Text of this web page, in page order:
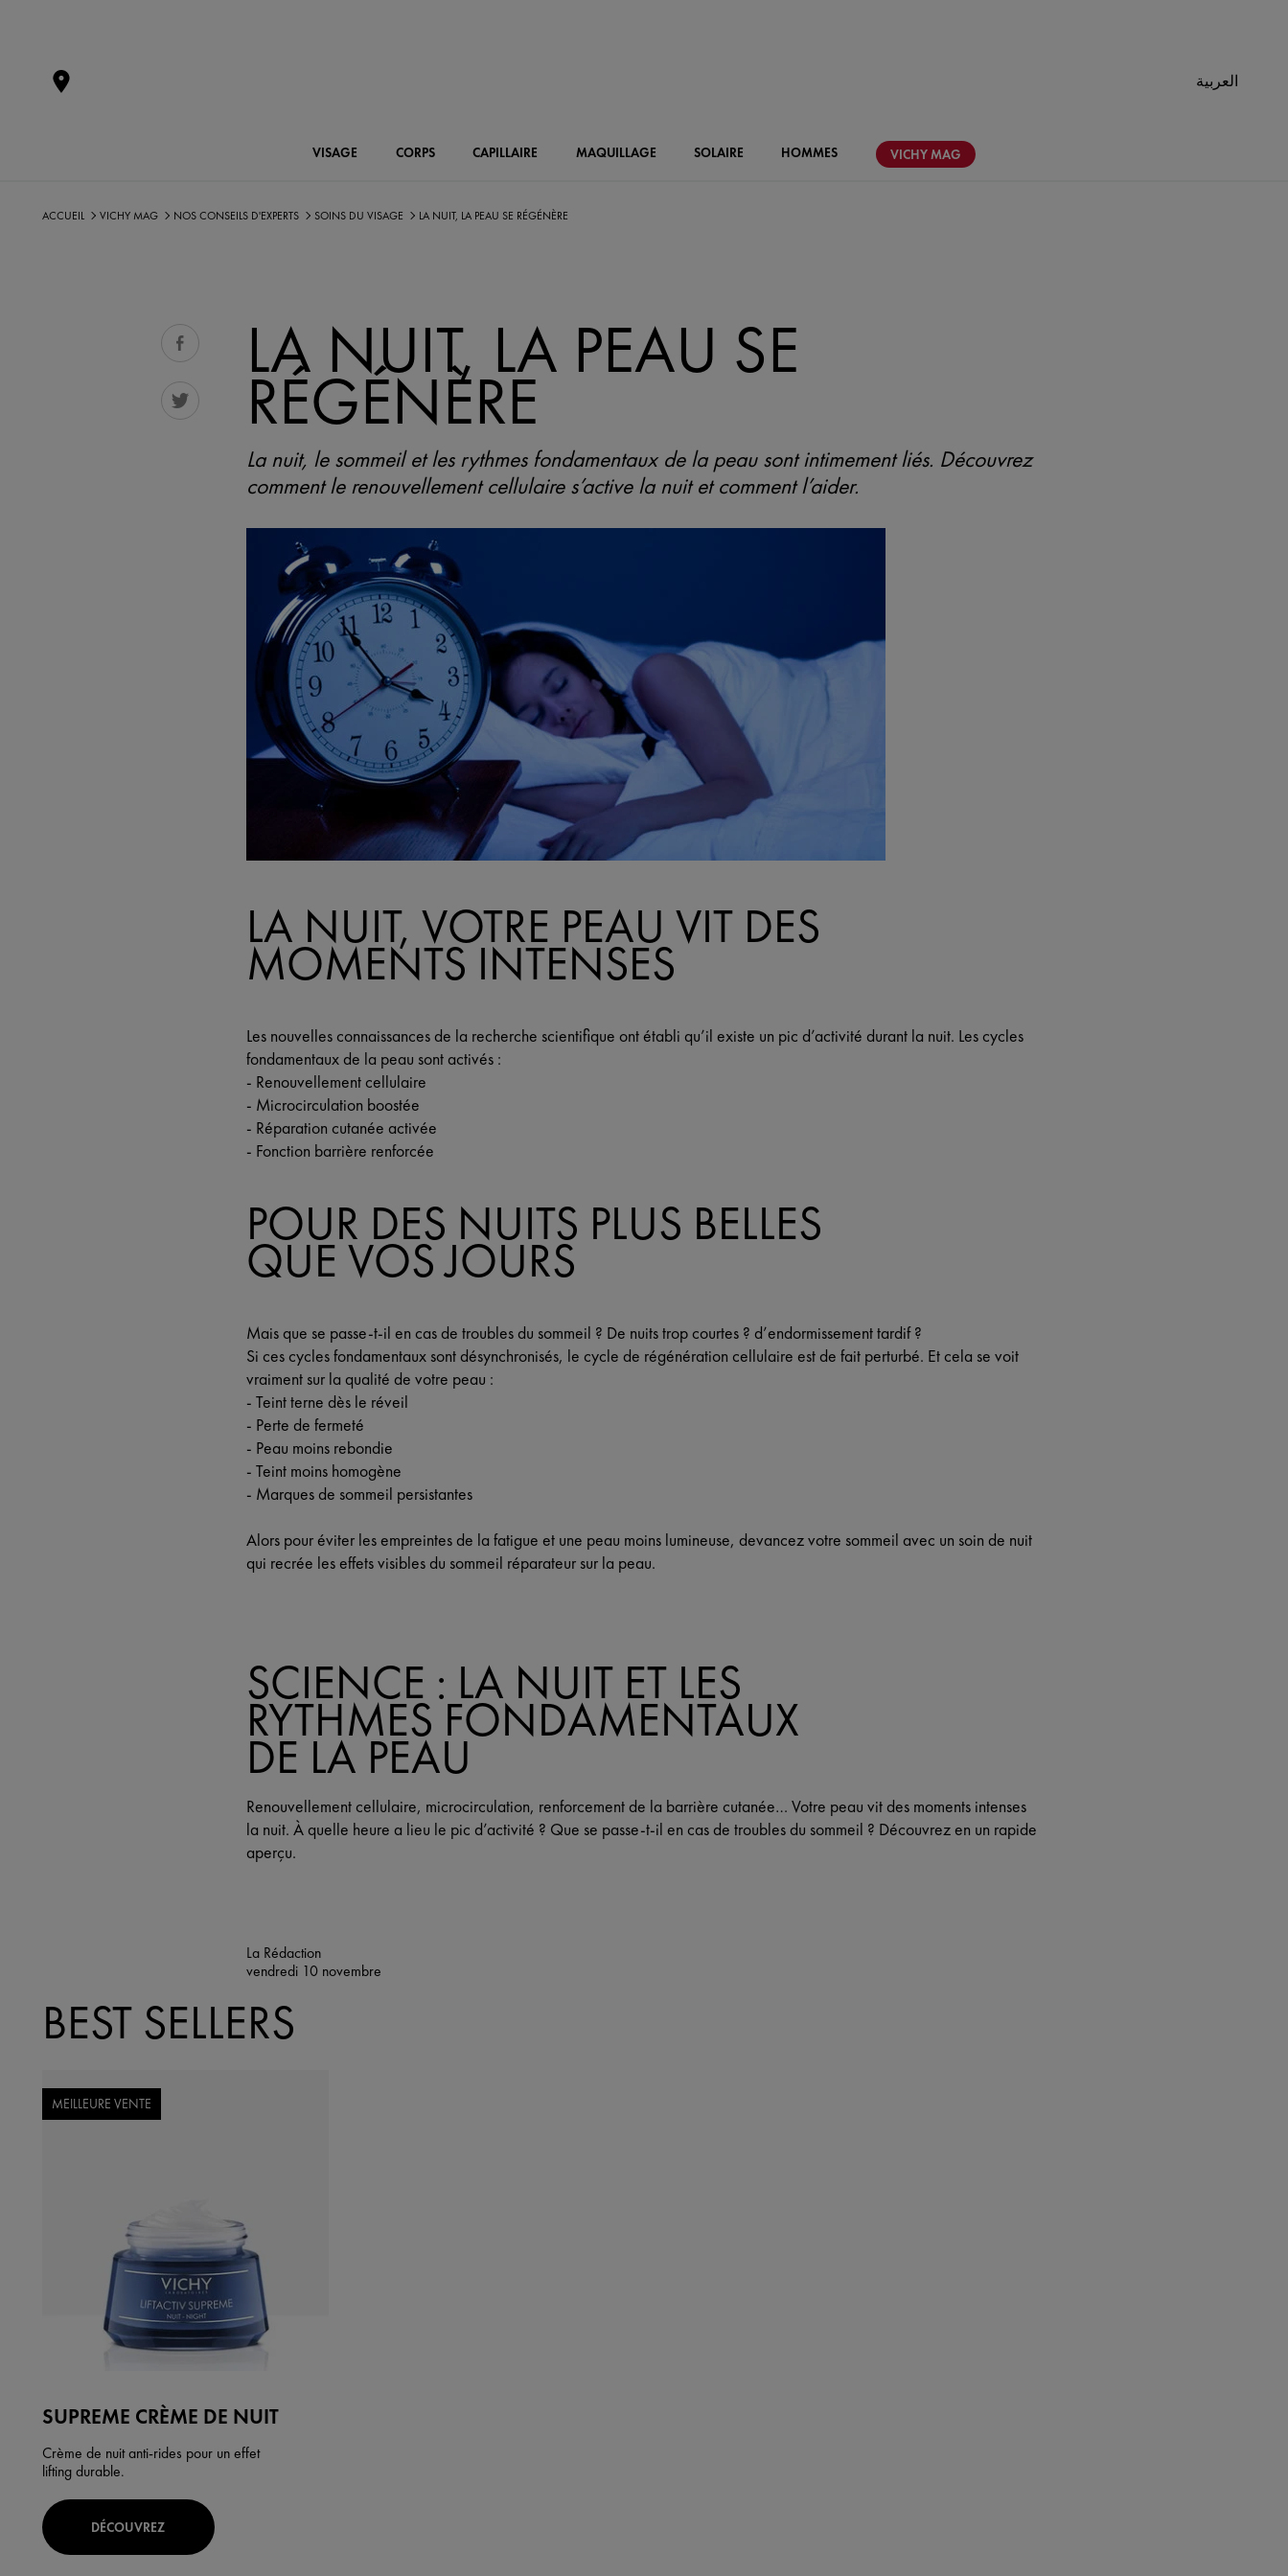
العربية
VISAGE CORPS CAPILLAIRE MAQUILLAGE SOLAIRE HOMMES VICHYMAG
ACCUEIL VICHY MAG NOS CONSEILS D'EXPERTS SOINS DU VISAGE LA NUIT, LA PEAU SE RÉGÉNÈRE
LA NUIT, LA PEAU SE
RÉGÉNÈRE
La nuit, le sommeil et les rythmes fondamentaux de la peau sont intimement liés. Découvrez
comment le renouvellement cellulaire s’active la nuit et comment l’aider.
LA NUIT, VOTRE PEAU VIT DES
MOMENTS INTENSES
Les nouvelles connaissances de la recherche scientifique ont établi qu’il existe un pic d’activité durant la nuit. Les cycles
fondamentaux de la peau sont activés :
- Renouvellement cellulaire
- Microcirculation boostée
- Réparation cutanée activée
- Fonction barrière renforcée
POUR DES NUITS PLUS BELLES
QUE VOS JOURS
Mais que se passe-t-il en cas de troubles du sommeil ? De nuits trop courtes ? d’endormissement tardif ?
Si ces cycles fondamentaux sont désynchronisés, le cycle de régénération cellulaire est de fait perturbé. Et cela se voit
vraiment sur la qualité de votre peau :
- Teint terne dès le réveil
- Perte de fermeté
- Peau moins rebondie
- Teint moins homogène
- Marques de sommeil persistantes
Alors pour éviter les empreintes de la fatigue et une peau moins lumineuse, devancez votre sommeil avec un soin de nuit
qui recrée les effets visibles du sommeil réparateur sur la peau.
SCIENCE : LA NUIT ET LES
RYTHMES FONDAMENTAUX
DE LA PEAU
Renouvellement cellulaire, microcirculation, renforcement de la barrière cutanée… Votre peau vit des moments intenses
la nuit. À quelle heure a lieu le pic d’activité ? Que se passe-t-il en cas de troubles du sommeil ? Découvrez en un rapide
aperçu.
La Rédaction
vendredi 10 novembre
BEST SELLERS
MEILLEURE VENTE
SUPREME CRÈME DE NUIT
Crème de nuit anti-rides pour un effet
lifting durable.
DÉCOUVREZ